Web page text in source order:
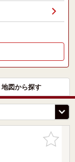
地図から探す
お気に入
りに追加